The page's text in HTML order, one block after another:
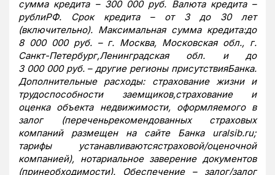
сумма кредита – 300 000 руб. Валюта кредита –
рублиРФ. Срок кредита – от 3 до 30 лет
(включительно). Максимальная сумма кредита:до
8 000 000 руб. – г. Москва, Московская обл., г.
Санкт-Петербург,Ленинградская обл. и до
3 000 000 руб. – другие регионы присутствияБанка.
Дополнительные расходы: страхование жизни и
трудоспособности заемщиков,страхование и
оценка объекта недвижимости, оформляемого в
залог (переченьрекомендованных страховых
компаний размещен на сайте Банка uralsib.ru;
тарифы устанавливаютсястраховой/оценочной
компанией), нотариальное заверение документов
(принеобходимости). Обеспечение – залог/залог